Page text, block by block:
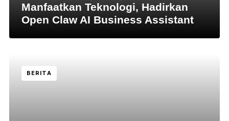
Manfaatkan Teknologi, Hadirkan
Open Claw AI Business Assistant
BERITA